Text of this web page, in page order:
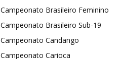
Campeonato Brasileiro Feminino
Campeonato Brasileiro Sub-19
Campeonato Candango
Campeonato Carioca